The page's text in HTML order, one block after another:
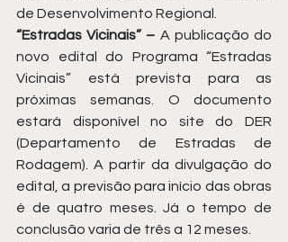
de Desenvolvimento Regional.
“Estradas Vicinais” – A publicação do
novo edital do Programa “Estradas
Vicinais” está prevista para as
próximas semanas. O documento
estará disponível no site do DER
(Departamento de Estradas de
Rodagem). A partir da divulgação do
edital, a previsão para início das obras
é de quatro meses. Já o tempo de
conclusão varia de três a 12 meses.